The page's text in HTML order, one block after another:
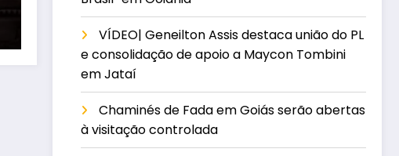
VÍDEO| Geneilton Assis destaca união do PL
e consolidação de apoio a Maycon Tombini
em Jataí
Chaminés de Fada em Goiás serão abertas
à visitação controlada